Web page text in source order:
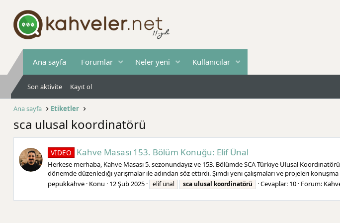
Ana sayfa Forumlar Neler yeni Kullanıcılar
Son aktivite Kayıt ol
Ana sayfa Etiketler
sca ulusal koordinatörü
VİDEO Kahve Masası 153. Bölüm Konuğu: Elif Ünal
Herkese merhaba, Kahve Masası 5. sezonundayız ve 153. Bölümde SCA Türkiye Ulusal
dönemde düzenlediği yarışmalar ile adından söz ettirdi. Şimdi yeni çalışmaları ve projeleri konuşma
pepukkahve Konu 12 Şub 2025 elif ünal scaulusal koordinatörü Cevaplar: 10 Forum: